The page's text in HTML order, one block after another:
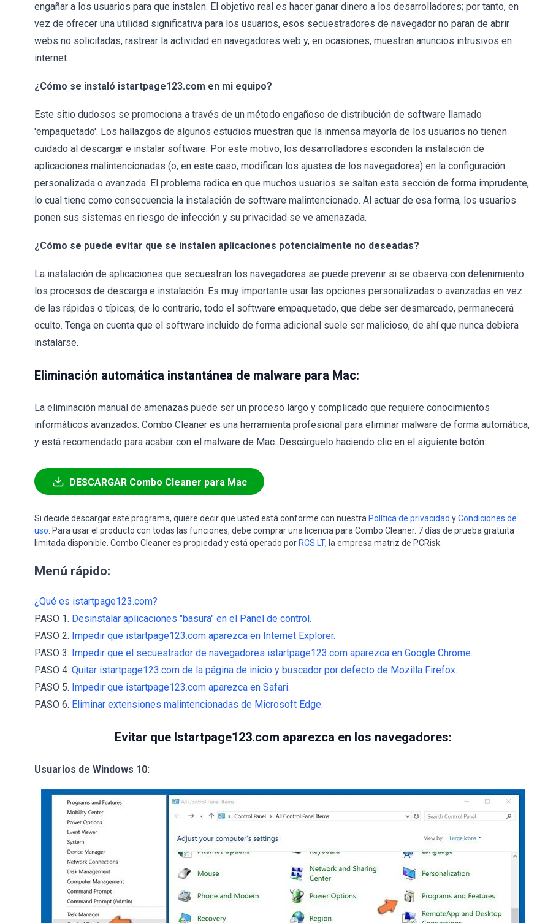
engañar a los usuarios para que instalen. El objetivo real es hacer ganar dinero a los desarrolladores; por tanto, en
vez de ofrecer una utilidad significativa para los usuarios, esos secuestradores de navegador no paran de abrir
webs no solicitadas, rastrear la actividad en navegadores web y, en ocasiones, muestran anuncios intrusivos en
internet.
¿Cómo se instaló istartpage123.com en mi equipo?
Este sitio dudosos se promociona a través de un método engañoso de distribución de software llamado
'empaquetado'. Los hallazgos de algunos estudios muestran que la inmensa mayoría de los usuarios no tienen
cuidado al descargar e instalar software. Por este motivo, los desarrolladores esconden la instalación de
aplicaciones malintencionadas (o, en este caso, modifican los ajustes de los navegadores) en la configuración
personalizada o avanzada. El problema radica en que muchos usuarios se saltan esta sección de forma imprudente,
lo cual tiene como consecuencia la instalación de software malintencionado. Al actuar de esa forma, los usuarios
ponen sus sistemas en riesgo de infección y su privacidad se ve amenazada.
¿Cómo se puede evitar que se instalen aplicaciones potencialmente no deseadas?
La instalación de aplicaciones que secuestran los navegadores se puede prevenir si se observa con detenimiento
los procesos de descarga e instalación. Es muy importante usar las opciones personalizadas o avanzadas en vez
de las rápidas o típicas; de lo contrario, todo el software empaquetado, que debe ser desmarcado, permanecerá
oculto. Tenga en cuenta que el software incluido de forma adicional suele ser malicioso, de ahí que nunca debiera
instalarse.
Eliminación automática instantánea de malware para Mac:
La eliminación manual de amenazas puede ser un proceso largo y complicado que requiere conocimientos
informáticos avanzados. Combo Cleaner es una herramienta profesional para eliminar malware de forma automática,
y está recomendado para acabar con el malware de Mac. Descárguelo haciendo clic en el siguiente botón:
DESCARGAR Combo Cleaner para Mac
Si decide descargar este programa, quiere decir que usted está conforme con nuestra Política de privacidad yCondiciones de
uso . Para usar el producto con todas las funciones, debe comprar una licencia para Combo Cleaner. 7 días de prueba gratuita
limitada disponible. Combo Cleaner es propiedad y está operado por RCS LT, la empresa matriz de PCRisk.
Menú rápido:
¿Qué es istartpage123.com?
PASO 1. Desinstalar aplicaciones "basura" en el Panel de control.
PASO 2. Impedir que istartpage123.com aparezca en Internet Explorer.
PASO 3. Impedir que el secuestrador de navegadores istartpage123.com aparezca en Google Chrome.
PASO 4. Quitar istartpage123.com de la página de inicio y buscador por defecto de Mozilla Firefox.
PASO 5. Impedir que istartpage123.com aparezca en Safari.
PASO 6. Eliminar extensiones malintencionadas de Microsoft Edge.
Evitar que Istartpage123.com aparezca en los navegadores:
Usuarios de Windows 10: